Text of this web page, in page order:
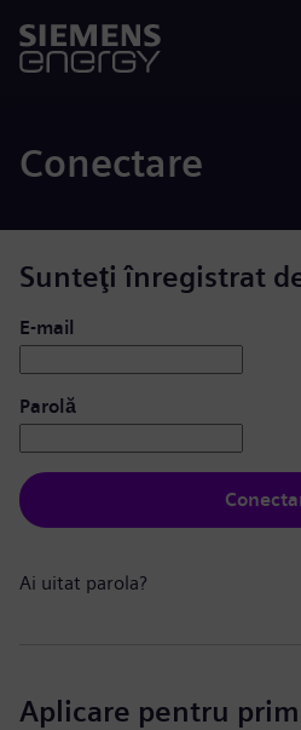
Conectare
Sunteţi înregistrat
Conectare: utilizator și parolă
E-mail
Parolă
Ai uitat parola?
Aplicare pentru